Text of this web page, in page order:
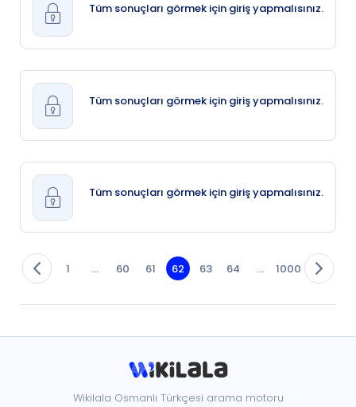
Tüm sonuçları görmek için giriş yapmalısınız.
Tüm sonuçları görmek için giriş yapmalısınız.
Tüm sonuçları görmek için giriş yapmalısınız.
1 ... 60 61 62 63 64 ... 1000
Wikilala Osmanlı Türkçesi arama motoru